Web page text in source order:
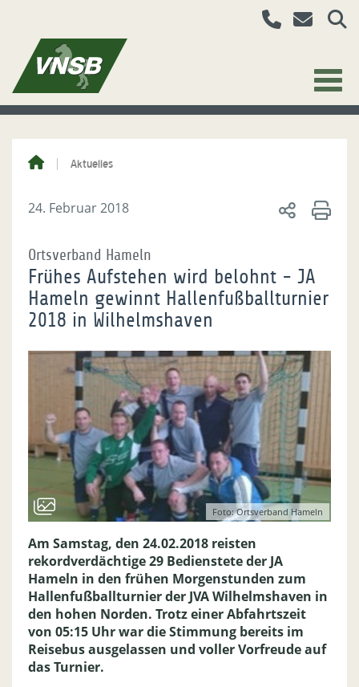
Aktuelles
24. Februar 2018
Ortsverband Hameln
Frühes Aufstehen wird belohnt - JA
Hameln gewinnt Hallenfußballturnier
2018 in Wilhelmshaven
Foto: Ortsverband Hameln
Am Samstag, den 24.02.2018 reisten
rekordverdächtige 29 Bedienstete der JA
Hameln in den frühen Morgenstunden zum
Hallenfußballturnier der JVA Wilhelmshaven in
den hohen Norden. Trotz einer Abfahrtszeit
von 05:15 Uhr war die Stimmung bereits im
Reisebus ausgelassen und voller Vorfreude auf
das Turnier.